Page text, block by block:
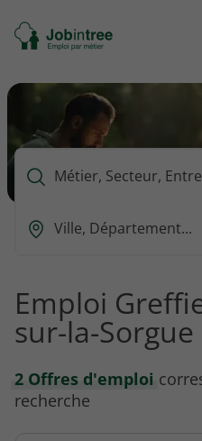
Se
rendre
l'accueil
Que
vous
rechercher
Ou
vous
voulez
rechercher
Emploi
sur-la-Sorgue
2 Offres d'emploi
recherche